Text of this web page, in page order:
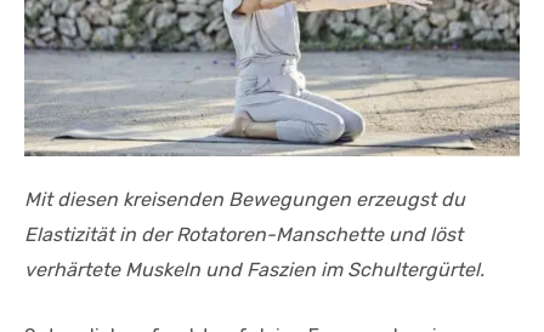
Mit diesen kreisenden Bewegungen erzeugst du
Elastizität in der Rotatoren-Manschette und löst
verhärtete Muskeln und Faszien im Schultergürtel.